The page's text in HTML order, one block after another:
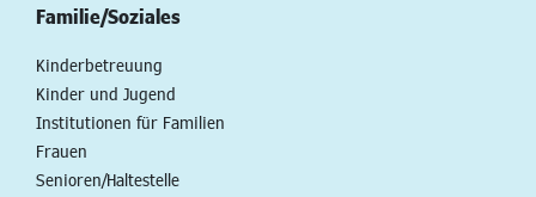
Familie/Soziales
Kinderbetreuung
Kinder und Jugend
Institutionen für Familien
Frauen
Senioren/Haltestelle